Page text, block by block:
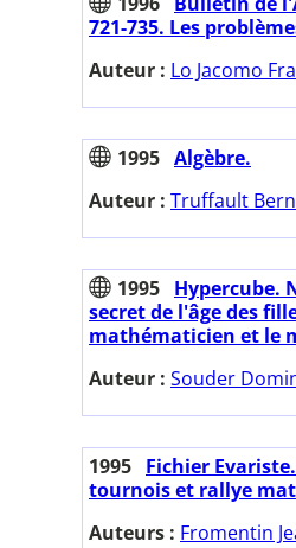
721-735. Les
Auteur : Lo Jacomo
1995 Algèbre.
Auteur : Truffault
1995 Hypercube.
secret de l'âge des
mathématicien et le
Auteur : Souder
1995 Fichier
tournois et rallye
Auteurs : Fromentin